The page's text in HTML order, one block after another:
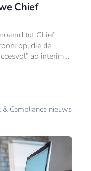
Chief
tot Chief
op, die de
ad interim
& Compliance nieuws